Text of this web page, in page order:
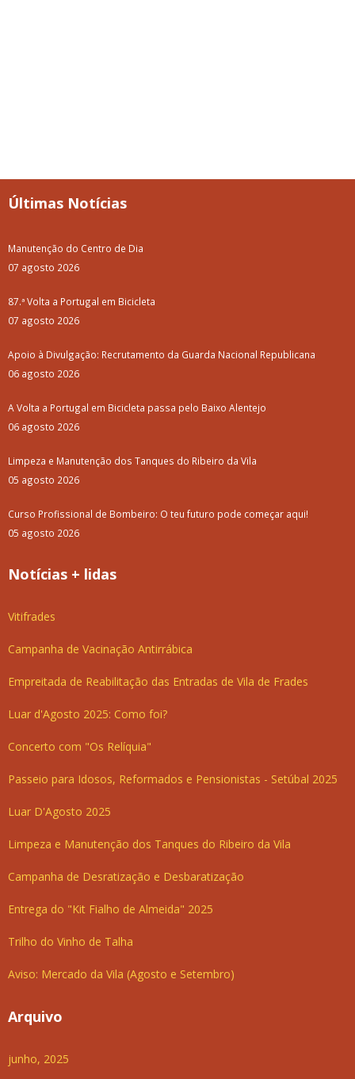
Últimas Notícias
Manutenção do Centro de Dia
07 agosto 2026
87.ª Volta a Portugal em Bicicleta
07 agosto 2026
Apoio à Divulgação: Recrutamento da Guarda Nacional Republicana
06 agosto 2026
A Volta a Portugal em Bicicleta passa pelo Baixo Alentejo
06 agosto 2026
Limpeza e Manutenção dos Tanques do Ribeiro da Vila
05 agosto 2026
Curso Profissional de Bombeiro: O teu futuro pode começar aqui!
05 agosto 2026
Notícias + lidas
Vitifrades
Campanha de Vacinação Antirrábica
Empreitada de Reabilitação das Entradas de Vila de Frades
Luar d'Agosto 2025: Como foi?
Concerto com "Os Relíquia"
Passeio para Idosos, Reformados e Pensionistas - Setúbal 2025
Luar D'Agosto 2025
Limpeza e Manutenção dos Tanques do Ribeiro da Vila
Campanha de Desratização e Desbaratização
Entrega do "Kit Fialho de Almeida" 2025
Trilho do Vinho de Talha
Aviso: Mercado da Vila (Agosto e Setembro)
Arquivo
junho, 2025